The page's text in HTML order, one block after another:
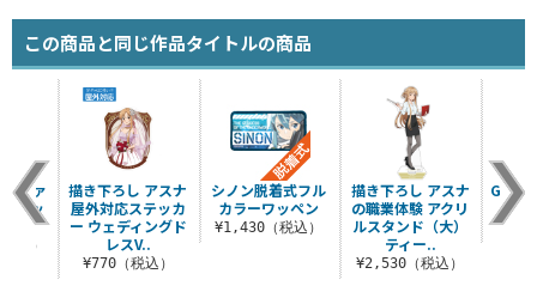
この商品と同じ作品タイトルの商品
シノン脱着式フル
カラーワッペン
¥1,430（税込）
描き下ろし アスナ
の職業体験 アクリ
ルスタンド（大）
ティー..
¥2,530（税込）
GGOII
クリ
ファ
バッ
込）
描き下ろし アスナ
屋外対応ステッカ
ー ウェディングド
レスV..
¥770（税込）